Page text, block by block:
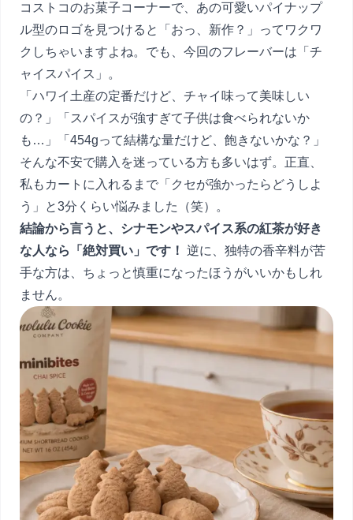
コストコのお菓子コーナーで、あの可愛いパイナップ
ル型のロゴを見つけると「おっ、新作？」ってワクワ
クしちゃいますよね。でも、今回のフレーバーは「チ
ャイスパイス」。
「ハワイ土産の定番だけど、チャイ味って美味しい
の？」「スパイスが強すぎて子供は食べられないか
も…」「454gって結構な量だけど、飽きないかな？」
そんな不安で購入を迷っている方も多いはず。正直、
私もカートに入れるまで「クセが強かったらどうしよ
う」と3分くらい悩みました（笑）。
結論から言うと、シナモンやスパイス系の紅茶が好き
な人なら「絶対買い」です！ 逆に、独特の香辛料が苦
手な方は、ちょっと慎重になったほうがいいかもしれ
ません。